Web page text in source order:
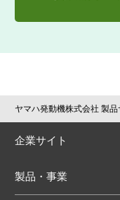
ヤマハ発動機株式会社 製品
企業サイト
製品・事業